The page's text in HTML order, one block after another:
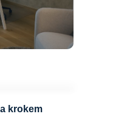
krokem